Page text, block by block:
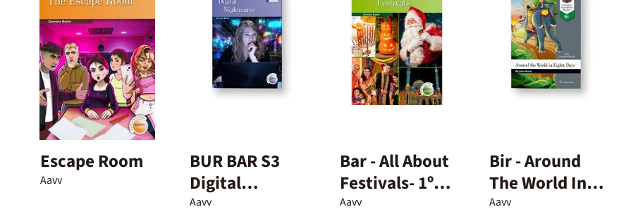
Escape Room
Aavv
BUR BAR S3
Digital
Nightmares/2
Aavv
Bar - All About
Festivals- 1º
Eso
Aavv
Bir - Around
The World In
Eighty Days -
Aavv